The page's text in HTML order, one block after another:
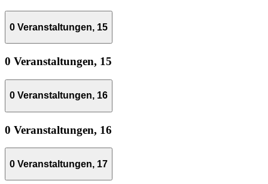
0 Veranstaltungen, 15
0 Veranstaltungen, 15
0 Veranstaltungen, 16
0 Veranstaltungen, 16
0 Veranstaltungen, 17